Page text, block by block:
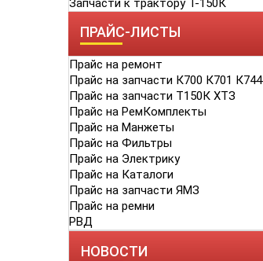
Запчасти к трактору Т-150К
ПРАЙС-ЛИСТЫ
Прайс на ремонт
Прайс на запчасти К700 К701 К744
Прайс на запчасти Т150К ХТЗ
Прайс на РемКомплекты
Прайс на Манжеты
Прайс на Фильтры
Прайс на Электрику
Прайс на Каталоги
Прайс на запчасти ЯМЗ
Прайс на ремни
РВД
НОВОСТИ